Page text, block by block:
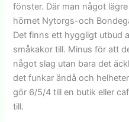
fönster. Där man något
hörnet Nytorgs-och
Det finns ett hyggligt utbud
småkakor till. Minus för att
något slag utan bara det
det funkar ändå och
gör 6/5/4 till en butik eller
till.